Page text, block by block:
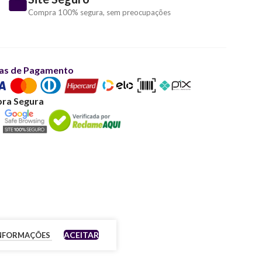
Compra 100% segura, sem preocupações
de Pagamento
Segura
ACEITAR